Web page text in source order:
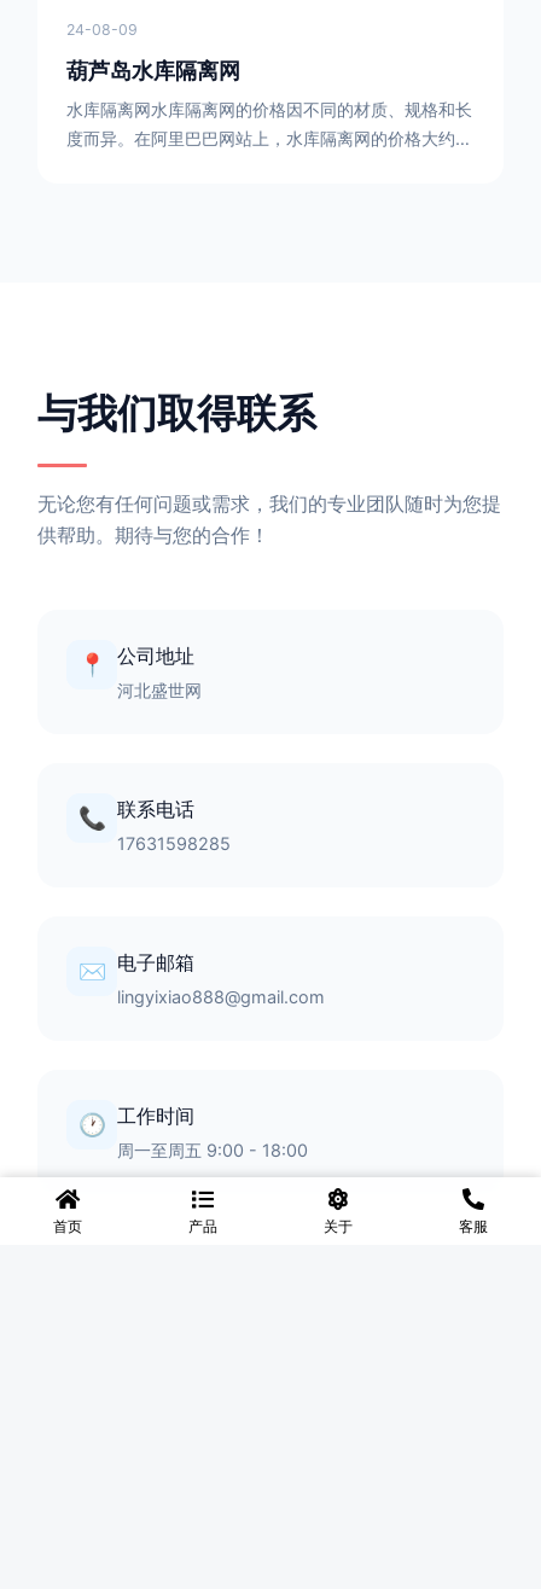
24-08-09
葫芦岛水库隔离网
水库隔离网水库隔离网的价格因不同的材质、规格和长
度而异。在阿里巴巴网站上，水库隔离网的价格大约在
与我们取得联系
无论您有任何问题或需求，我们的专业团队随时为您提
供帮助。期待与您的合作！
📍 公司地址
河北盛世网
📞 联系电话
17631598285
✉️ 电子邮箱
lingyixiao888@gmail.com
🕐 工作时间
周一至周五 9:00 - 18:00
首页 产品 关于 客服